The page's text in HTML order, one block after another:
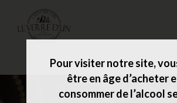
Pour visiter notre site,
être en âge d’acheter
consommer de l’alcool